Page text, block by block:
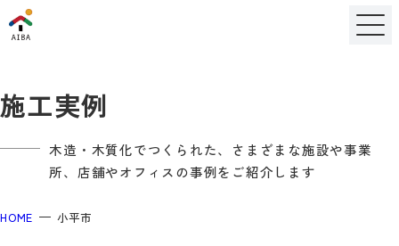
施工実例
木造・木質化でつくられた、さまざまな施設や事業
所、店舗やオフィスの事例をご紹介します
HOME 小平市